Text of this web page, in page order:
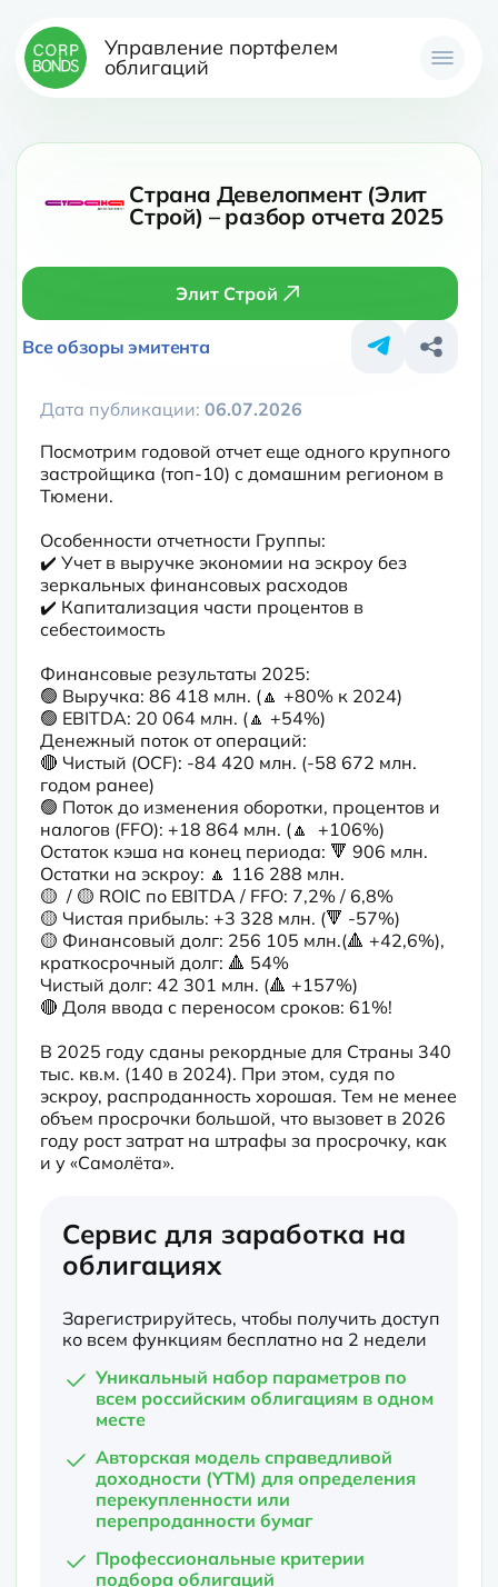
Управление портфелем
облигаций
Страна Девелопмент (Элит
Строй) – разбор отчета 2025
Элит Строй
Все обзоры эмитента
Дата публикации: 06.07.2026
Посмотрим годовой отчет еще одного крупного
застройщика (топ-10) с домашним регионом в
Тюмени.
Особенности отчетности Группы:
✔️ Учет в выручке экономии на эскроу без
зеркальных финансовых расходов
✔️ Капитализация части процентов в
себестоимость
Финансовые результаты 2025:
🟢 Выручка: 86 418 млн. (🔼 +80% к 2024)
🟢 EBITDA: 20 064 млн. (🔼 +54%)
Денежный поток от операций:
🔴 Чистый (OCF): -84 420 млн. (-58 672 млн.
годом ранее)
🟢 Поток до изменения оборотки, процентов и
налогов (FFO): +18 864 млн. (🔼  +106%)
Остаток кэша на конец периода: 🔻 906 млн.
Остатки на эскроу: 🔼 116 288 млн.
🟡  / 🟡 ROIC по EBITDA / FFO: 7,2% / 6,8%
🟡 Чистая прибыль: +3 328 млн. (🔻 -57%)
🟡 Финансовый долг: 256 105 млн.(🔺 +42,6%),
краткосрочный долг: 🔺 54%
Чистый долг: 42 301 млн. (🔺 +157%)
🔴 Доля ввода с переносом сроков: 61%!
В 2025 году сданы рекордные для Страны 340
тыс. кв.м. (140 в 2024). При этом, судя по
эскроу, распроданность хорошая. Тем не менее
объем просрочки большой, что вызовет в 2026
году рост затрат на штрафы за просрочку, как
и у «Самолёта».
Сервис для заработка на
облигациях
Зарегистрируйтесь, чтобы получить доступ
ко всем функциям бесплатно на 2 недели
Уникальный набор параметров по
всем российским облигациям в одном
месте
Авторская модель справедливой
доходности (YTM) для определения
перекупленности или
перепроданности бумаг
Профессиональные критерии
подбора облигаций